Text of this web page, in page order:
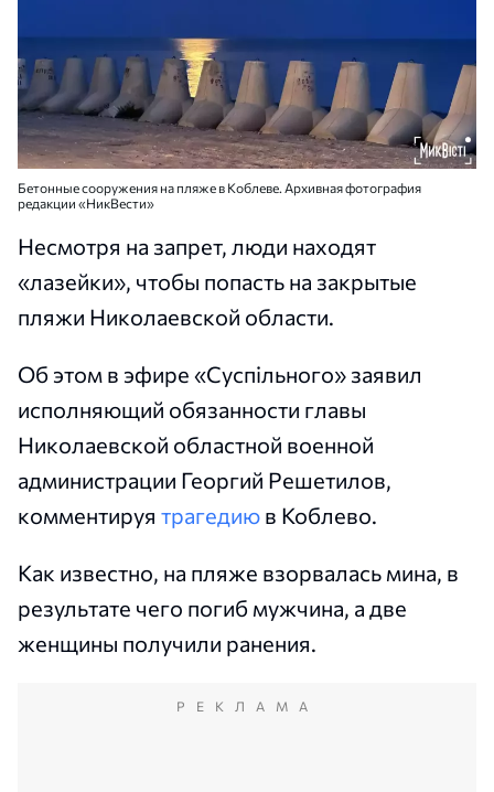
Бетонные сооружения на пляже в Коблеве. Архивная фотография
редакции «НикВести»
Несмотря на запрет, люди находят
«лазейки», чтобы попасть на закрытые
пляжи Николаевской области.
Об этом в эфире «Суспільного» заявил
исполняющий обязанности главы
Николаевской областной военной
администрации Георгий Решетилов,
комментируя трагедию в Коблево.
Как известно, на пляже взорвалась мина, в
результате чего погиб мужчина, а две
женщины получили ранения.
РЕКЛАМА